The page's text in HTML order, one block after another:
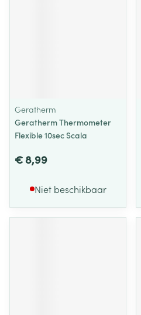
Geratherm
Geratherm Thermometer
Flexible 10sec Scala
€ 8,99
Niet beschikbaar